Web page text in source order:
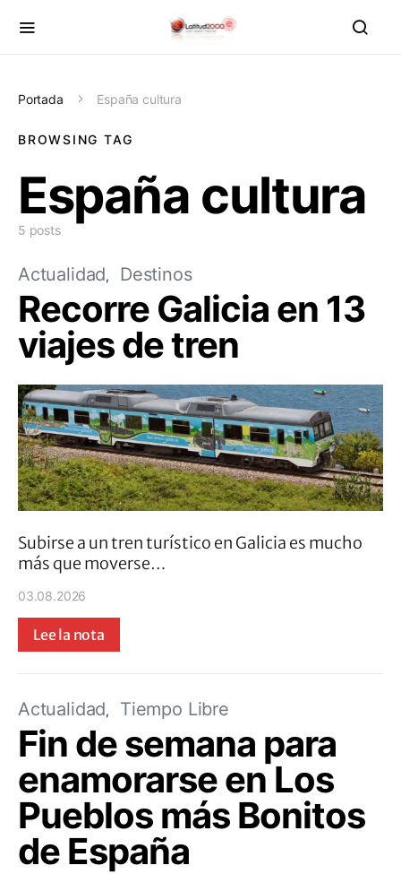
Portada España cultura
BROWSING TAG
España cultura
5 posts
Actualidad Destinos
Recorre Galicia en 13
viajes de tren
Subirse a un tren turístico en Galicia es mucho
más que moverse…
03.08.2026
Lee la nota
Actualidad Tiempo Libre
Fin de semana para
enamorarse en Los
Pueblos más Bonitos
de España